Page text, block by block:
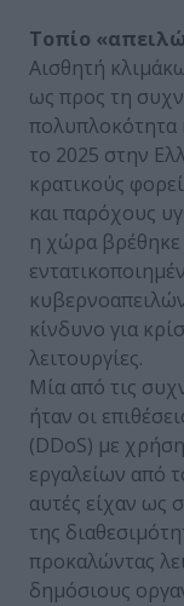
Τοπίο
Αισθητή
ως προς τη
πολυπλοκότητα
το 2025 στην
κρατικούς
και παρόχους
η χώρα βρέθηκε
κίνδυνο για
λειτουργίες.
Μία από τις
ήταν οι
(DDoS) με
εργαλείων από
αυτές είχαν ως
της
προκαλώντας
δημόσιους